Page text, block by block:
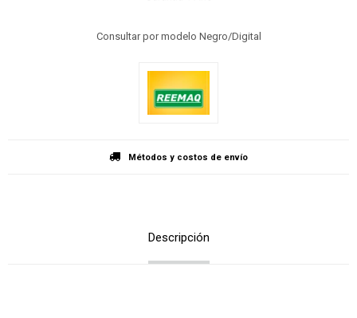
Consultar por modelo Negro/Digital
Métodos y costos de envío
Descripción